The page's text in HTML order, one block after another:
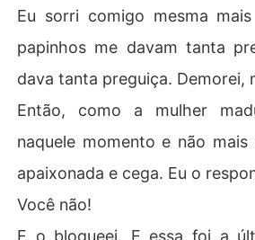
Eu sorri comigo mesma
papinhos me davam tanta
dava tanta preguiça. Demorei,
Então, como a mulher
naquele momento e não mais
apaixonada e cega. Eu o
Você não!
E o bloqueei. E essa foi a